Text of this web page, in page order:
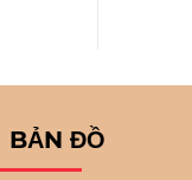
BẢN ĐỒ